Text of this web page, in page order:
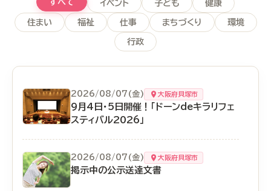
イベント 子ども 健康
住まい 福祉 仕事 まちづくり 環境
行政
2026/08/07(金) 大阪府貝塚市
9月4日・5日開催！「ドーンdeキラリフェ
スティバル2026」
2026/08/07(金) 大阪府貝塚市
掲示中の公示送達文書